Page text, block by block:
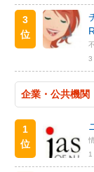
3
位
3
企業・公共機関
1
位
1